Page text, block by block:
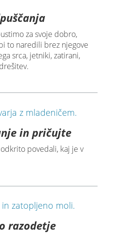
za svoje dobro,
to naredili brez njegove
srca, jetniki, zatirani,
in pričujte
povedali, kaj je v
razodetje